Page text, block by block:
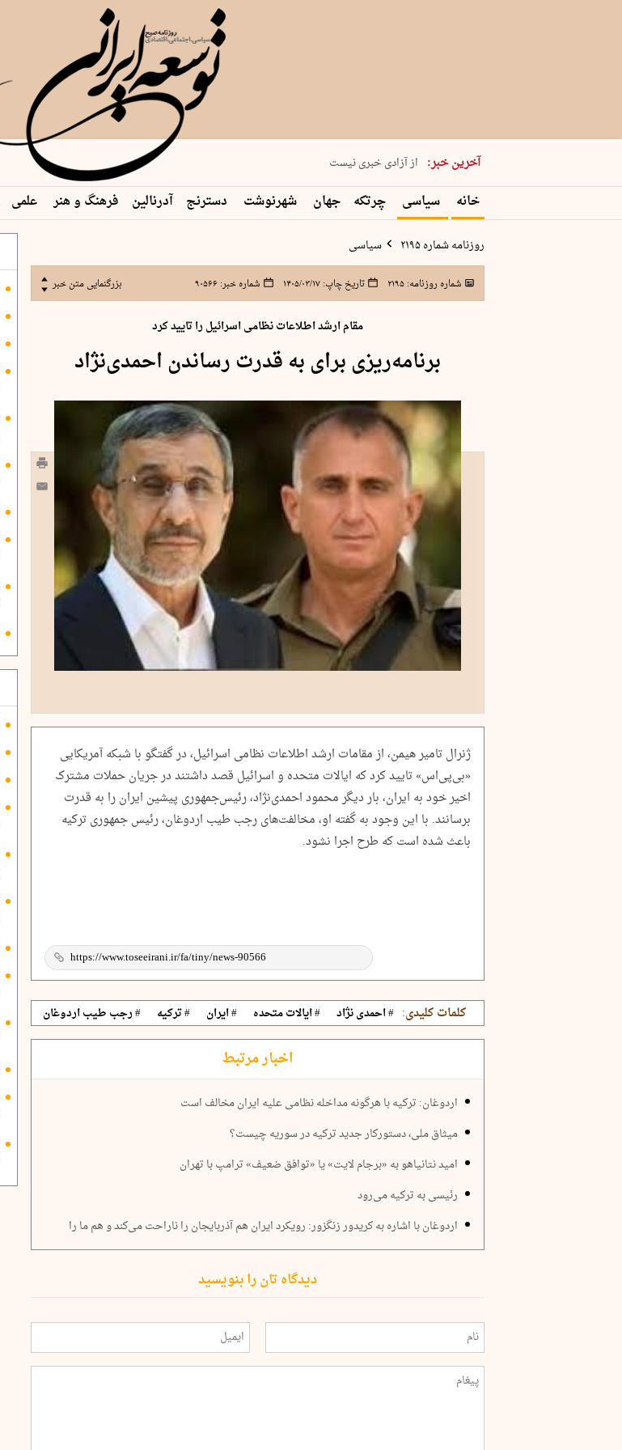
آخرین خبر:
یکشنبه 18 مرداد 1405 شماره 2245
از آزادی خبری نیست
۸۸۸ نفر سال گذشته بر اثر غرق‌شدگی جان …
غارت در روز روشن
حمید محرمیان، پایه‌گذار نشریه…
خانه سیاسی چرتکه جهان شهرنوشت دسترنج آدرنالین فرهنگ و هنر علمی
روزنامه شماره ۲۱۹۵ سیاسی
شماره روزنامه:۲۱۹۵ تاریخ چاپ:۱۴۰۵/۰۳/۱۷ شماره خبر:۹۰۵۶۶ بزرگنمایی متن خبر
مقام ارشد اطلاعات نظامی اسرائیل را تایید کرد
برنامه‌ریزی‌ برای به قدرت رساندن احمدی‌نژاد
ژنرال تامیر هیمن، از مقامات ارشد اطلاعات نظامی اسرائیل، در گفتگو با شبکه آمریکایی
«بی‌پی‌اس» تایید کرد که ایالات متحده و اسرائیل قصد داشتند در جریان حملات مشترک
اخیر خود به ایران، بار دیگر محمود احمدی‌نژاد، رئیس‌جمهوری پیشین ایران را به قدرت
برسانند. با این وجود به گفته او، مخالفت‌های رجب طیب اردوغان، رئیس جمهوری ترکیه
باعث شده است که طرح اجرا نشود.
کلمات کلیدی: # احمدی نژاد # ایالات متحده # ایران # ترکیه # رجب طیب اردوغان
اخبار مرتبط
اردوغان: ترکیه با هرگونه مداخله نظامی علیه ایران مخالف است
میثاق ملی، دستورکار جدید ترکیه در سوریه چیست؟
امید نتانیاهو به «برجام لایت» یا «توافق ضعیف» ترامپ با تهران
رئیسی به ترکیه می‌رود
اردوغان با اشاره به کریدور زنگزور: رویکرد ایران هم آذربایجان را ناراحت می‌کند و هم ما را
دیدگاه تان را بنویسید